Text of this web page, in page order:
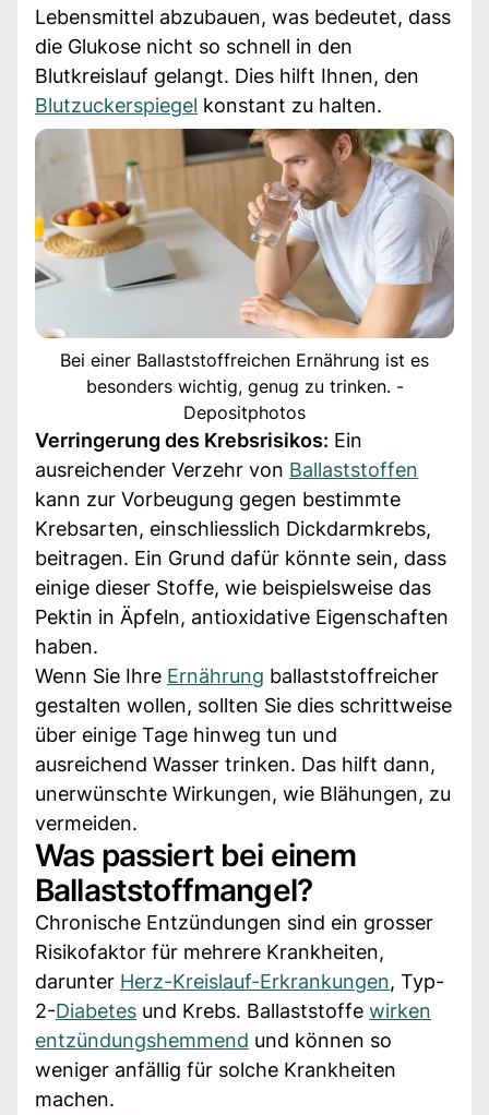
Lebensmittel abzubauen, was bedeutet, dass
die Glukose nicht so schnell in den
Blutkreislauf gelangt. Dies hilft Ihnen, den
Blutzuckerspiegel konstant zu halten.
Bei einer Ballaststoffreichen Ernährung ist es
besonders wichtig, genug zu trinken. -
Depositphotos
Verringerung des Krebsrisikos: Ein
ausreichender Verzehr von Ballaststoffen
kann zur Vorbeugung gegen bestimmte
Krebsarten, einschliesslich Dickdarmkrebs,
beitragen. Ein Grund dafür könnte sein, dass
einige dieser Stoffe, wie beispielsweise das
Pektin in Äpfeln, antioxidative Eigenschaften
haben.
Wenn Sie Ihre Ernährung ballaststoffreicher
gestalten wollen, sollten Sie dies schrittweise
über einige Tage hinweg tun und
ausreichend Wasser trinken. Das hilft dann,
unerwünschte Wirkungen, wie Blähungen, zu
vermeiden.
Was passiert bei einem
Ballaststoffmangel?
Chronische Entzündungen sind ein grosser
Risikofaktor für mehrere Krankheiten,
darunter Herz-Kreislauf-Erkrankungen, Typ-
2-Diabetes und Krebs. Ballaststoffe wirken
entzündungshemmend und können so
weniger anfällig für solche Krankheiten
machen.